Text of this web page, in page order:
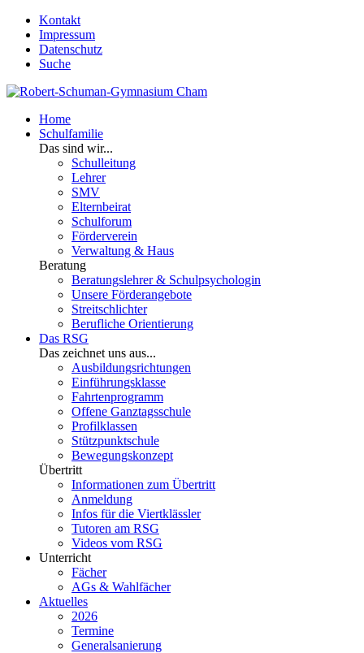
Kontakt
Impressum
Datenschutz
Suche
Home
Schulfamilie
Das sind wir...
Schulleitung
Lehrer
SMV
Elternbeirat
Schulforum
Förderverein
Verwaltung & Haus
Beratung
Beratungslehrer & Schulpsychologin
Unsere Förderangebote
Streitschlichter
Berufliche Orientierung
Das RSG
Das zeichnet uns aus...
Ausbildungsrichtungen
Einführungsklasse
Fahrtenprogramm
Offene Ganztagsschule
Profilklassen
Stützpunktschule
Bewegungskonzept
Übertritt
Informationen zum Übertritt
Anmeldung
Infos für die Viertklässler
Tutoren am RSG
Videos vom RSG
Unterricht
Fächer
AGs & Wahlfächer
Aktuelles
2026
Termine
Generalsanierung